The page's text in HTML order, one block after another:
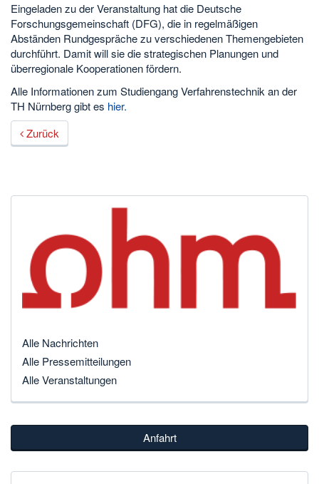
Eingeladen zu der Veranstaltung hat die Deutsche
Forschungsgemeinschaft (DFG), die in regelmäßigen
Abständen Rundgespräche zu verschiedenen Themengebieten
durchführt. Damit will sie die strategischen Planungen und
überregionale Kooperationen fördern.
Alle Informationen zum Studiengang Verfahrenstechnik an der
TH Nürnberg gibt es hier.
Zurück
Alle Nachrichten
Alle Pressemitteilungen
Alle Veranstaltungen
Anfahrt